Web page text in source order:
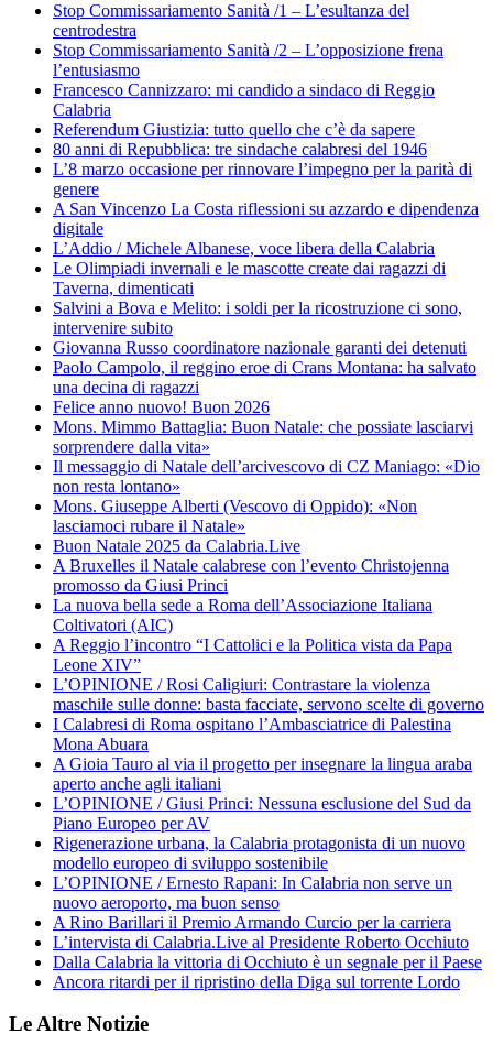
Stop Commissariamento Sanità /1 – L’esultanza del
centrodestra
Stop Commissariamento Sanità /2 – L’opposizione frena
l’entusiasmo
Francesco Cannizzaro: mi candido a sindaco di Reggio
Calabria
Referendum Giustizia: tutto quello che c’è da sapere
80 anni di Repubblica: tre sindache calabresi del 1946
L’8 marzo occasione per rinnovare l’impegno per la parità di
genere
A San Vincenzo La Costa riflessioni su azzardo e dipendenza
digitale
L’Addio / Michele Albanese, voce libera della Calabria
Le Olimpiadi invernali e le mascotte create dai ragazzi di
Taverna, dimenticati
Salvini a Bova e Melito: i soldi per la ricostruzione ci sono,
intervenire subito
Giovanna Russo coordinatore nazionale garanti dei detenuti
Paolo Campolo, il reggino eroe di Crans Montana: ha salvato
una decina di ragazzi
Felice anno nuovo! Buon 2026
Mons. Mimmo Battaglia: Buon Natale: che possiate lasciarvi
sorprendere dalla vita»
Il messaggio di Natale dell’arcivescovo di CZ Maniago: «Dio
non resta lontano»
Mons. Giuseppe Alberti (Vescovo di Oppido): «Non
lasciamoci rubare il Natale»
Buon Natale 2025 da Calabria.Live
A Bruxelles il Natale calabrese con l’evento Christojenna
promosso da Giusi Princi
La nuova bella sede a Roma dell’Associazione Italiana
Coltivatori (AIC)
A Reggio l’incontro “I Cattolici e la Politica vista da Papa
Leone XIV”
L’OPINIONE / Rosi Caligiuri: Contrastare la violenza
maschile sulle donne: basta facciate, servono scelte di governo
I Calabresi di Roma ospitano l’Ambasciatrice di Palestina
Mona Abuara
A Gioia Tauro al via il progetto per insegnare la lingua araba
aperto anche agli italiani
L’OPINIONE / Giusi Princi: Nessuna esclusione del Sud da
Piano Europeo per AV
Rigenerazione urbana, la Calabria protagonista di un nuovo
modello europeo di sviluppo sostenibile
L’OPINIONE / Ernesto Rapani: In Calabria non serve un
nuovo aeroporto, ma buon senso
A Rino Barillari il Premio Armando Curcio per la carriera
L’intervista di Calabria.Live al Presidente Roberto Occhiuto
Dalla Calabria la vittoria di Occhiuto è un segnale per il Paese
Ancora ritardi per il ripristino della Diga sul torrente Lordo
Le Altre Notizie